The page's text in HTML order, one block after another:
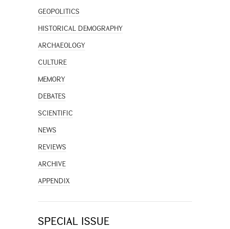
GEOPOLITICS
HISTORICAL DEMOGRAPHY
ARCHAEOLOGY
CULTURE
MEMORY
DEBATES
SCIENTIFIC
NEWS
REVIEWS
ARCHIVE
APPENDIX
SPECIAL ISSUE